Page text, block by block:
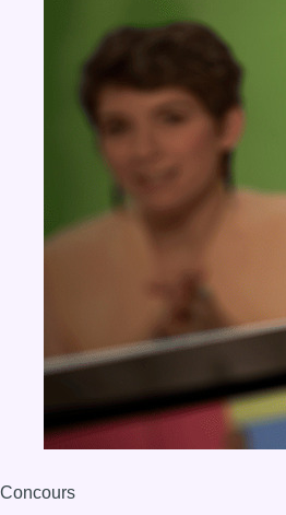
Concours